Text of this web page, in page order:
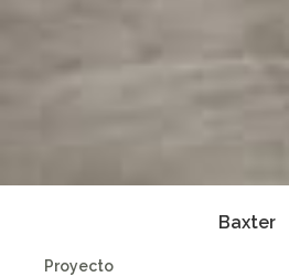
Baxter
Proyecto